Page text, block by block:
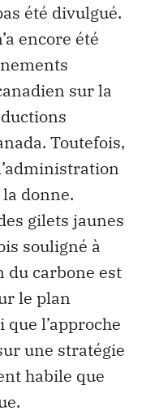
été divulgué.
encore été
sur la
Toutefois,
donne.
gilets jaunes
souligné à
carbone est
le plan
l’approche
une stratégie
habile que